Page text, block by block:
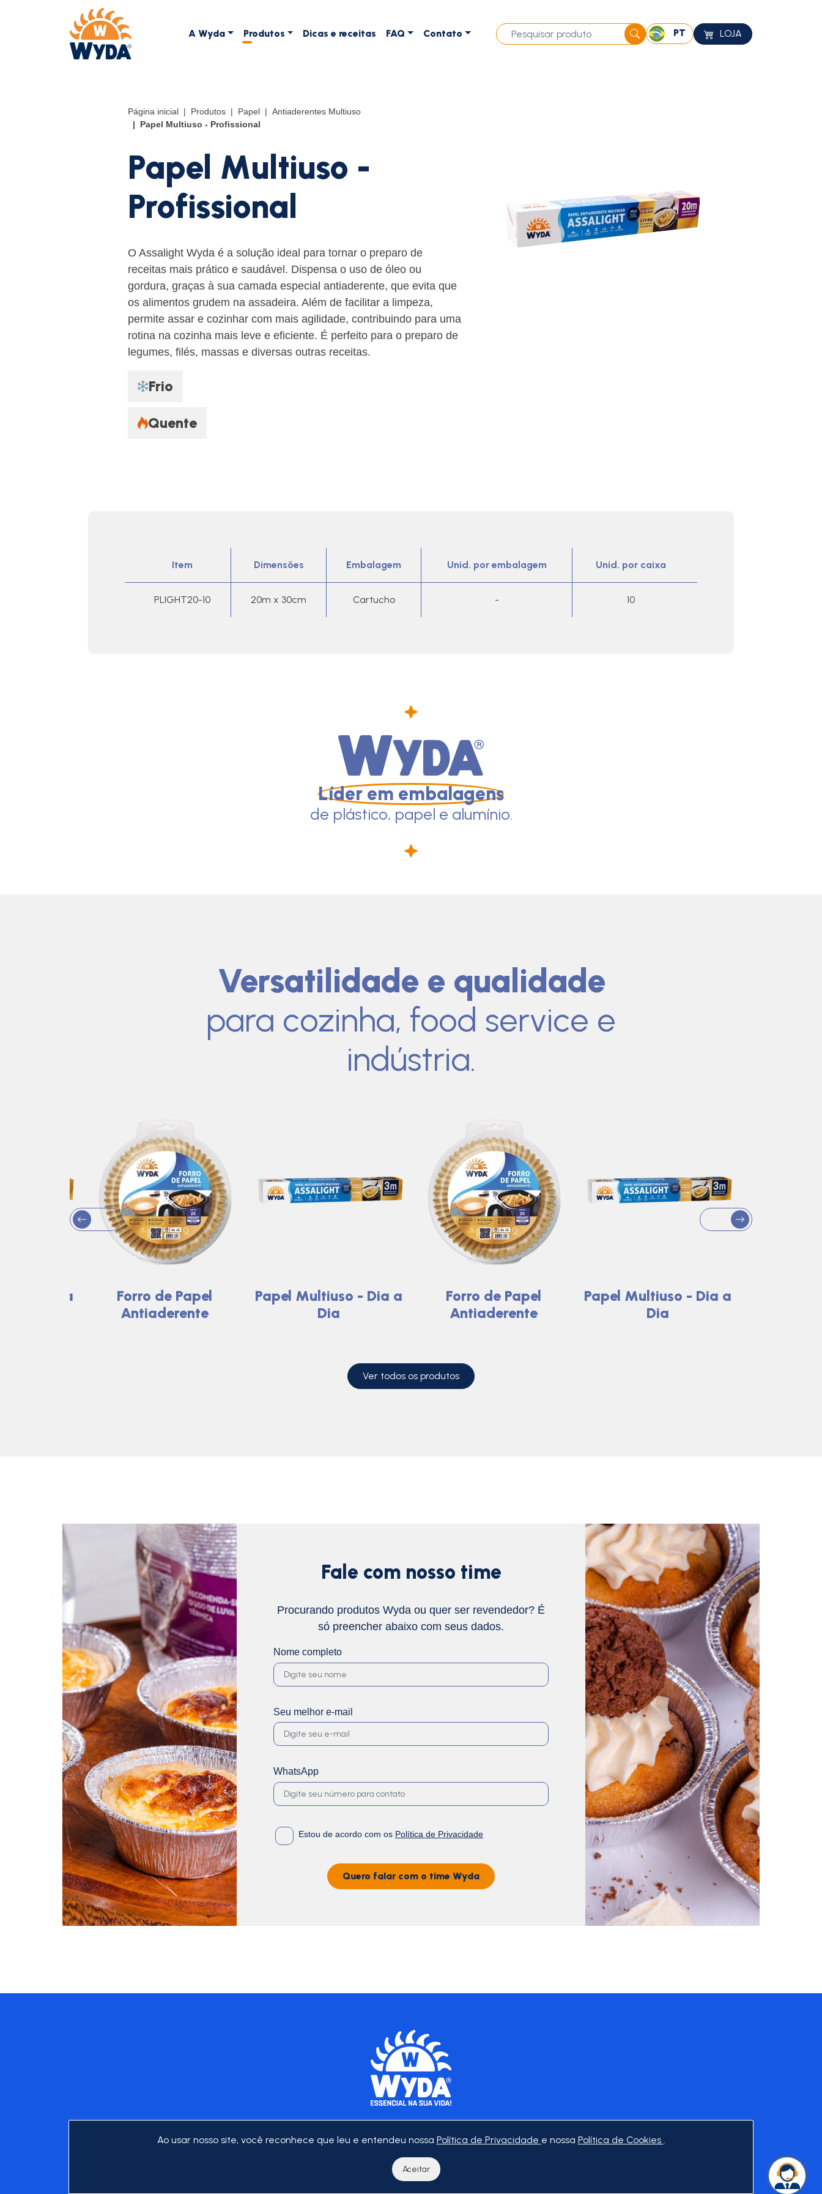
A Wyda Produtos Dicas e receitas FAQ Contato PT LOJA
Página inicial Produtos Papel
Antiaderentes Multiuso
Papel Multiuso - Profissional
Papel Multiuso -
Profissional
O Assalight Wyda é a solução ideal para tornar o preparo de
receitas mais prático e saudável. Dispensa o uso de óleo ou
gordura, graças à sua camada especial antiaderente, que evita que
os alimentos grudem na assadeira. Além de facilitar a limpeza,
permite assar e cozinhar com mais agilidade, contribuindo para uma
rotina na cozinha mais leve e eficiente. É perfeito para o preparo de
legumes, filés, massas e diversas outras receitas.
Frio
Quente
Item Dimensões Embalagem Unid. por embalagem Unid. por caixa
PLIGHT20-10 20m x 30cm Cartucho - 10
Líder em embalagens
de plástico, papel e alumínio.
Versatilidade e qualidade
para cozinha, food service e
indústria.
- Dia a
Forro de Papel
Antiaderente
Papel Multiuso - Dia a
Dia
Forro de Papel
Antiaderente
Papel Multiuso - Dia a
Dia
Ver todos os produtos
Fale com nosso time
Procurando produtos Wyda ou quer ser revendedor? É
só preencher abaixo com seus dados.
Nome completo
Seu melhor e-mail
WhatsApp
Estou de acordo com os Política de Privacidade
Quero falar com o time Wyda
Política de Privacidade
Ao usar nosso site, você reconhece que leu e entendeu nossa Política de Privacidade e nossa Política de Cookies .
Aceitar